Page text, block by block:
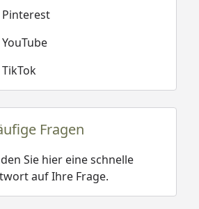
Pinterest
YouTube
TikTok
Fragen
Sie hier eine schnelle
auf Ihre Frage.